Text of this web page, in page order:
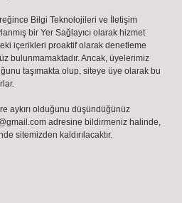
Bilgi Teknolojileri ve İletişim
bir Yer Sağlayıcı olarak hizmet
içerikleri proaktif olarak denetleme
bulunmamaktadır. Ancak, üyelerimiz
taşımakta olup, siteye üye olarak bu
aykırı olduğunu düşündüğünüz
adresine bildirmeniz halinde,
sitemizden kaldırılacaktır.